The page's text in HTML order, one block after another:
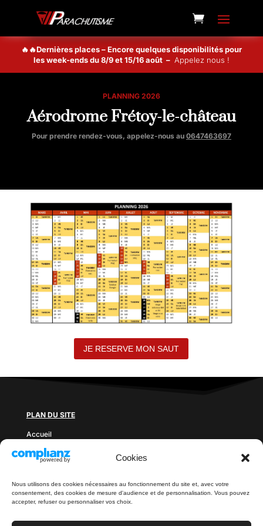
Cookies
Nous utilisons des cookies nécessaires au fonctionnement du site et, avec votre
consentement, des cookies de mesure d'audience et de personnalisation. Vous pouvez
accepter, refuser ou personnaliser vos choix.
🔥🔥Dernières places – Encore quelques disponibilités pour
les week-ends du 8/9 et 15/16 août – Appelez nous !
PLANNING 2026
Aérodrome Frétoy-le-château
Pour prendre rendez-vous, appelez-nousau 0647463697
JE RESERVE MON SAUT
PLAN DU SITE
Accueil
Prix des sauts
Blog
Contact
LÉGAL
Politique de confidentialité